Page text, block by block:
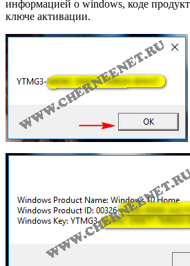
информацией о windows, коде
ключе активации.